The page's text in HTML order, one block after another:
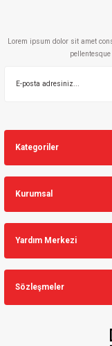
Lorem ipsum dolor sit amet
Kategoriler
Kurumsal
Yardım Merkezi
Sözleşmeler